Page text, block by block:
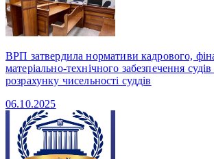
ВРП затвердила нормативи кадрового,
матеріально-технічного забезпечення
розрахунку чисельності суддів
06.10.2025